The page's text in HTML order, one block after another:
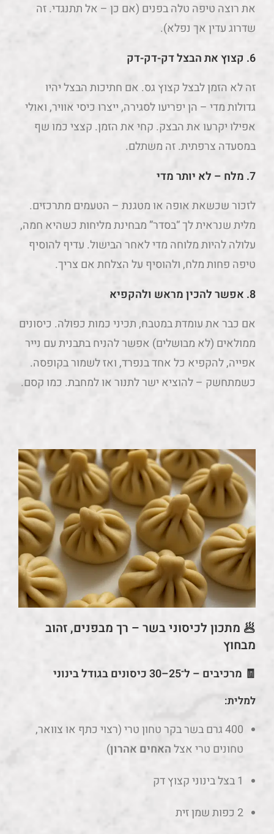
את רוצה טיפה טלה בפנים (אם כן – אל תתנגדי. זה
שדרוג עדין אך נפלא).
6. קצוץ את הבצל דק-דק-דק
זה לא הזמן לבצל קצוץ גס. אם חתיכות הבצל יהיו
גדולות מדי – הן יפריעו לסגירה, ייצרו כיסי אוויר, ואולי
אפילו יקרעו את הבצק. קחי את הזמן. קצצי כמו שף
במסעדה צרפתית. זה משתלם.
7. מלח – לא יותר מדי
לזכור שכשאת אופה או מטגנת – הטעמים מתרכזים.
מלית שנראית לך “בסדר” מבחינת מליחות כשהיא חמה,
עלולה להיות מלוחה מדי לאחר הבישול. עדיף להוסיף
טיפה פחות מלח, ולהוסיף על הצלחת אם צריך.
8. אפשר להכין מראש ולהקפיא
אם כבר את עומדת במטבח, תכיני כמות כפולה. כיסונים
ממולאים (לא מבושלים) אפשר להניח בתבנית עם נייר
אפייה, להקפיא כל אחד בנפרד, ואז לשמור בקופסה.
כשמתחשק – להוציא ישר לתנור או למחבת. כמו קסם.
🥟 מתכון לכיסוני בשר – רך מבפנים, זהוב
מבחוץ
🧾 מרכיבים – ל־25–30 כיסונים בגודל בינוני
למלית:
400 גרם בשר בקר טחון טרי (רצוי כתף או צוואר,
טחונים טרי אצלהאחים אהרון)
1 בצל בינוני קצוץ דק
2 כפות שמן זית